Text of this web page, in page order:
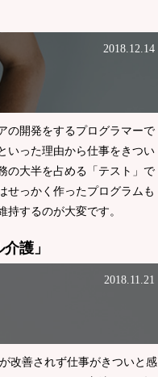
2018.12.14
の開発をするプログラマーで
いった理由から仕事をきつい
の大半を占める「テスト」で
せっかく作ったプログラムも
するのが大変です。
護」
2018.11.21
改善されず仕事がきついと感